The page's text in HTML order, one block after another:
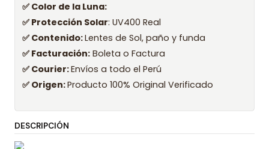
✅ Color de la Luna:
✅ Protección Solar: UV400 Real
✅ Contenido:Lentes de Sol, paño y funda
✅ Facturación: Boleta o Factura
✅ Courier:Envíos a todo el Perú
✅ Origen:Producto 100% Original Verificado
DESCRIPCIÓN